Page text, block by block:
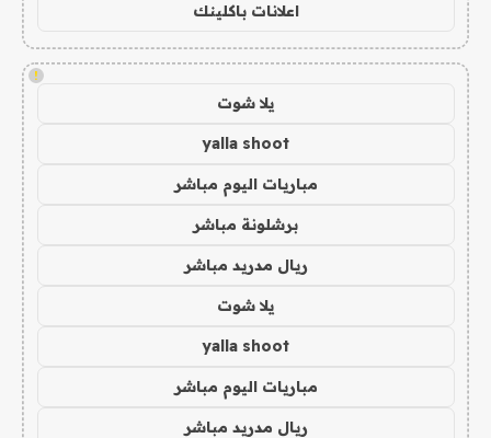
اعلانات باكلينك
!
يلا شوت
yalla shoot
مباريات اليوم مباشر
برشلونة مباشر
ريال مدريد مباشر
يلا شوت
yalla shoot
مباريات اليوم مباشر
ريال مدريد مباشر